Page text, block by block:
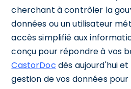
cherchant à contrôler la
données ou un utilisateur
accès simplifié aux
conçu pour répondre à vos
CastorDoc dès aujourd'hui
gestion de vos données pour